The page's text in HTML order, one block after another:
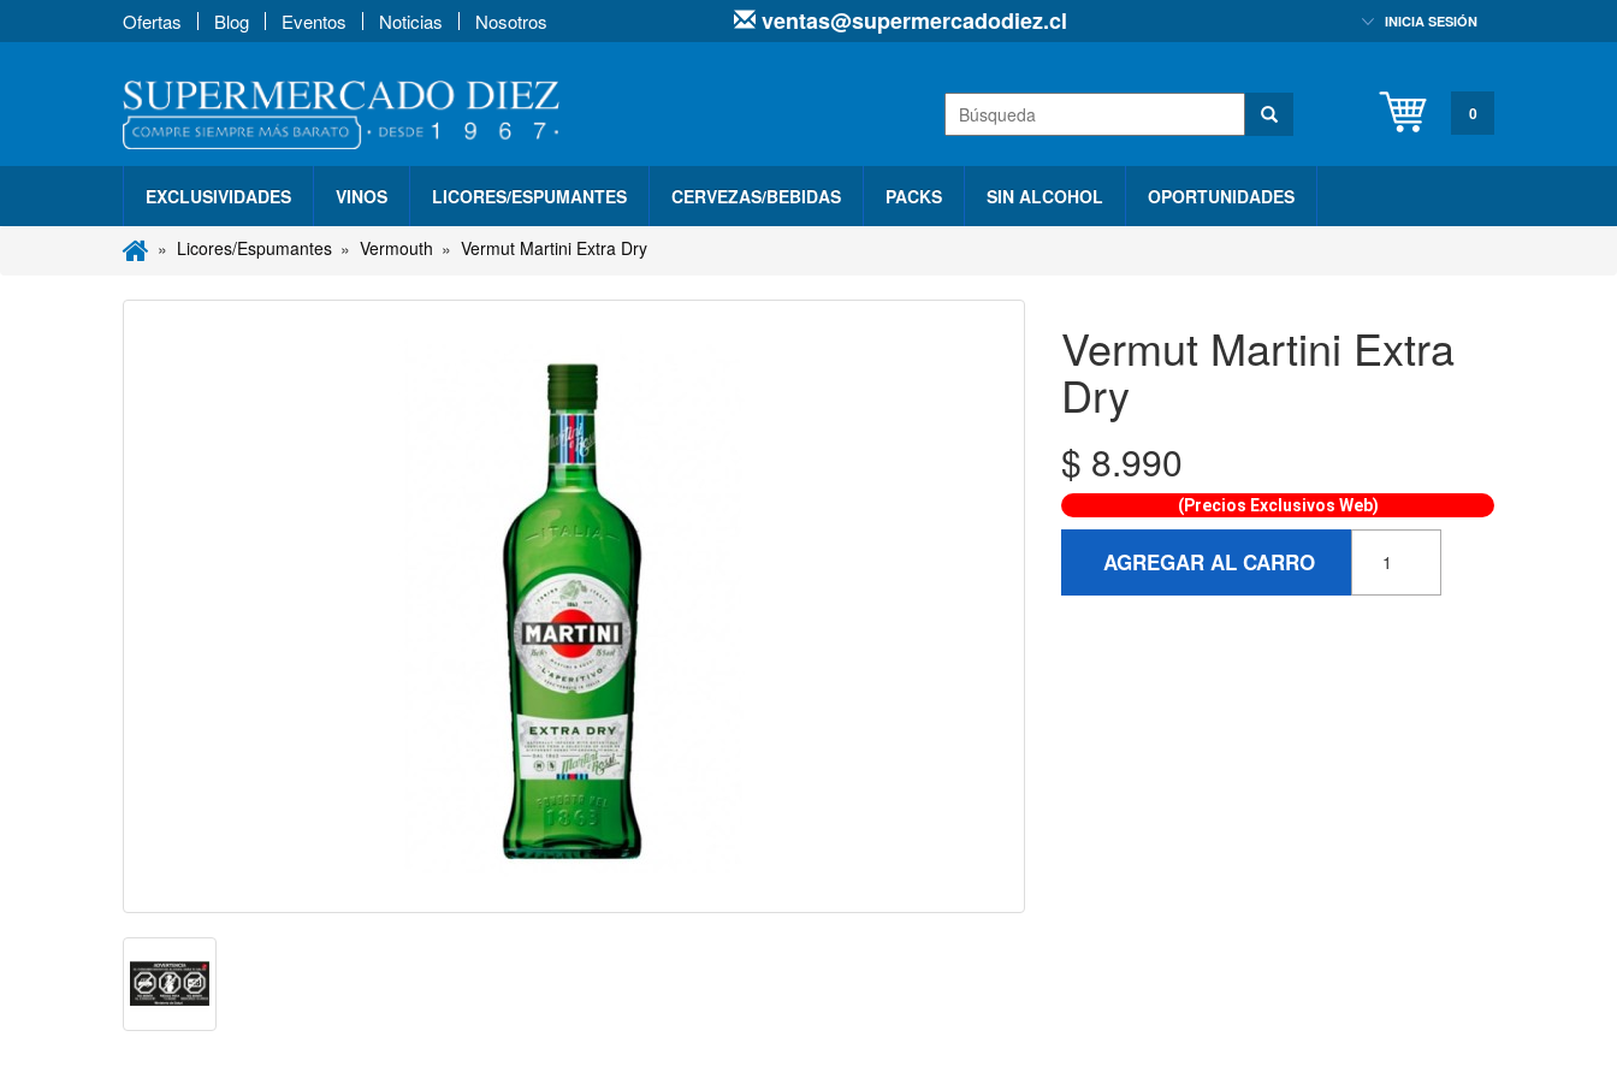
Ofertas Blog Eventos Noticias Nosotros INICIA SESIÓN
ventas@supermercadodiez.cl
0
EXCLUSIVIDADES VINOS LICORES/ESPUMANTES CERVEZAS/BEBIDAS PACKS SIN ALCOHOL OPORTUNIDADES
Licores/Espumantes Vermouth Vermut Martini Extra Dry
Vermut Martini Extra
Dry
$ 8.990
(Precios Exclusivos Web)
AGREGAR AL CARRO